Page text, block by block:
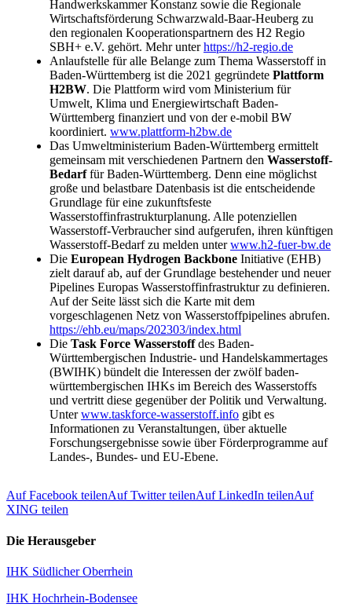
Handwerkskammer Konstanz sowie die Regionale
Wirtschaftsförderung Schwarzwald-Baar-Heuberg zu
den regionalen Kooperationspartnern des H2 Regio
SBH+ e.V. gehört. Mehr unterhttps://h2-regio.de
Anlaufstelle für alle Belange zum Thema Wasserstoff in
Baden-Württemberg ist die 2021 gegründete Plattform
H2BW. Die Plattform wird vom Ministerium für
Umwelt, Klima und Energiewirtschaft Baden-
Württemberg finanziert und von der e-mobil BW
koordiniert. www.plattform-h2bw.de
Das Umweltministerium Baden-Württemberg ermittelt
gemeinsam mit verschiedenen Partnern den Wasserstoff-
Bedarffür Baden-Württemberg. Denn eine möglichst
große und belastbare Datenbasis ist die entscheidende
Grundlage für eine zukunftsfeste
Wasserstoffinfrastrukturplanung. Alle potenziellen
Wasserstoff-Verbraucher sind aufgerufen, ihren künftigen
Wasserstoff-Bedarf zu melden unterwww.h2-fuer-bw.de
Die European Hydrogen Backbone Initiative (EHB)
zielt darauf ab, auf der Grundlage bestehender und neuer
Pipelines Europas Wasserstoffinfrastruktur zu definieren.
Auf der Seite lässt sich die Karte mit dem
vorgeschlagenen Netz von Wasserstoffpipelines abrufen.
https://ehb.eu/maps/202303/index.html
Die Task Force Wasserstoffdes Baden-
Württembergischen Industrie- und Handelskammertages
(BWIHK) bündelt die Interessen der zwölf baden-
württembergischen IHKs im Bereich des Wasserstoffs
und vertritt diese gegenüber der Politik und Verwaltung.
Unterwww.taskforce-wasserstoff.info gibt es
Informationen zu Veranstaltungen, über aktuelle
Forschungsergebnisse sowie über Förderprogramme auf
Landes-, Bundes- und EU-Ebene.
Auf Facebook teilenAuf Twitter teilenAuf LinkedIn teilenAuf
XING teilen
Die Herausgeber
IHK Südlicher Oberrhein
IHK Hochrhein-Bodensee